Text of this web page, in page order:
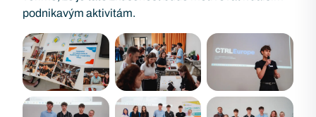
podnikavým aktivitám.